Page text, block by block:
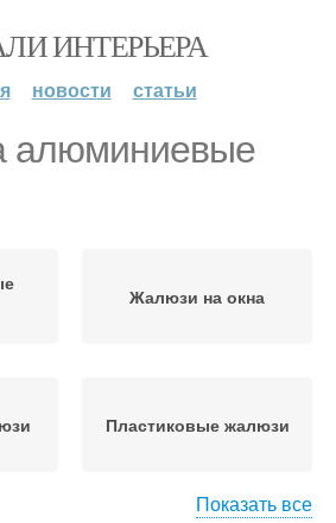
ИНТЕРЬЕРА
новости статьи
алюминиевые
Жалюзи на окна
Пластиковые жалюзи
Показать все